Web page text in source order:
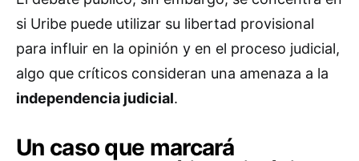
si Uribe puede utilizar su libertad provisional
para influir en la opinión y en el proceso judicial,
algo que críticos consideran una amenaza a la
independencia judicial.
Un caso que marcará